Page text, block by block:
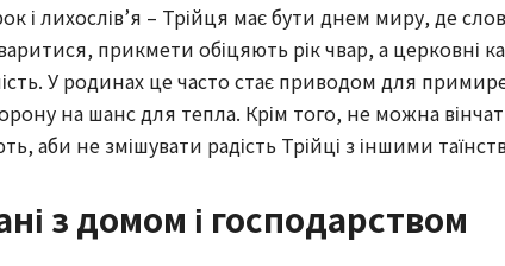
і лихослів’я – Трійця має бути днем миру, де
прикмети обіцяють рік чвар, а церковні
У родинах це часто стає приводом для
на шанс для тепла. Крім того, не можна
аби не змішувати радість Трійці з іншими
з домом і господарством